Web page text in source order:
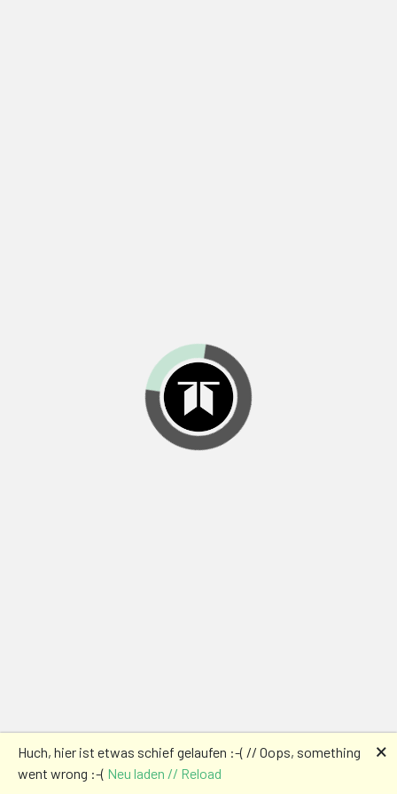
Huch, hier ist etwas schief gelaufen :-( // Oops, something
went wrong :-( Neu laden // Reload
🗙